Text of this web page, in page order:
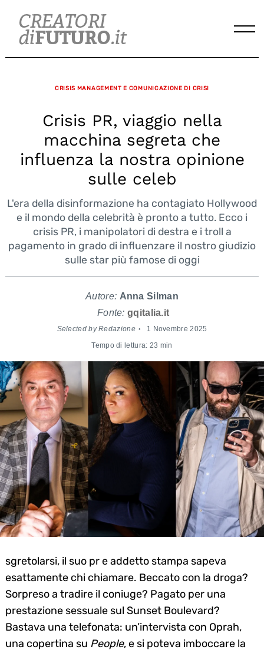
content
CRISIS MANAGEMENT E COMUNICAZIONE DI CRISI
Crisis PR, viaggio nella
macchina segreta che
influenza la nostra opinione
sulle celeb
L'era della disinformazione ha contagiato Hollywood
e il mondo della celebrità è pronto a tutto. Ecco i
crisis PR, i manipolatori di destra e i troll a
pagamento in grado di influenzare il nostro giudizio
sulle star più famose di oggi
Autore: Anna Silman
Fonte: gqitalia.it
Selected by Redazione 1 Novembre 2025
Tempo di lettura: 23 min
sgretolarsi, il suo pr e addetto stampa sapeva
esattamente chi chiamare. Beccato con la droga?
Sorpreso a tradire il coniuge? Pagato per una
prestazione sessuale sul Sunset Boulevard?
Bastava una telefonata: un’intervista con Oprah,
una copertina su People, e si poteva imboccare la